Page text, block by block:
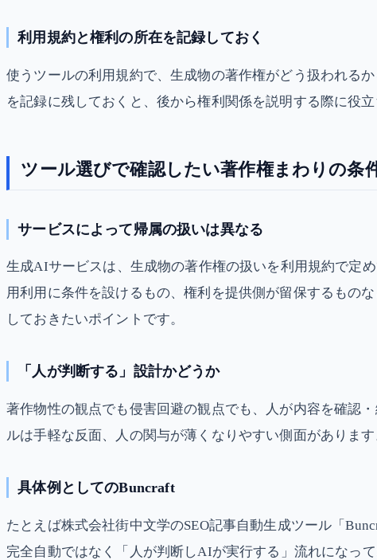
利用規約と権利の所在を記録しておく
使うツールの利用規約で、生成物の著作権がどう扱われる
を記録に残しておくと、後から権利関係を説明する際に役
ツール選びで確認したい著作権まわりの条
サービスによって帰属の扱いは異なる
生成AIサービスは、生成物の著作権の扱いを利用規約で定
用利用に条件を設けるもの、権利を提供側が留保するもの
しておきたいポイントです。
「人が判断する」設計かどうか
著作物性の観点でも侵害回避の観点でも、人が内容を確認
ルは手軽な反面、人の関与が薄くなりやすい側面がありま
具体例としてのBuncraft
たとえば株式会社街中文学のSEO記事自動生成ツール「
完全自動ではなく「人が判断しAIが実行する」流れになっ